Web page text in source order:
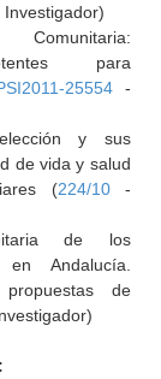
Investigador)
Comunitaria:
para
25554 -
y sus
de vida y salud
(224/10-
de los
en Andalucía.
de